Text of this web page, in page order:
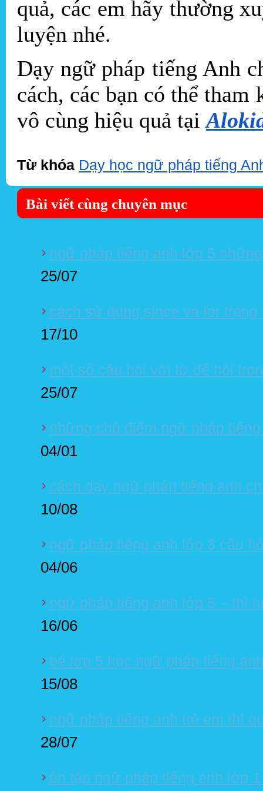
quả, các em hãy thường
luyện nhé.
Dạy ngữ pháp tiếng Anh
cách, các bạn có thể tham
vô cùng hiệu quả tại
Từ khóa Dạy học ngữ pháp tiếng
Bài viết cùng chuyên mục
ngữ pháp tiếng anh lớp 5
25/07
cách sử dụng since và for trong
17/10
một số câu hỏi với từ để hỏi
25/07
những chủ điểm ngữ pháp
04/01
cách dạy ngữ pháp tiếng anh
10/08
ngữ pháp tiếng anh lớp 3 câu
04/06
ngữ pháp tiếng anh lớp 5 – thì
16/06
bé lớp 5 học ngữ pháp tiếng
15/08
ngữ pháp tiếng anh trẻ em thì
28/07
ôn tập ngữ pháp tiếng anh lớp